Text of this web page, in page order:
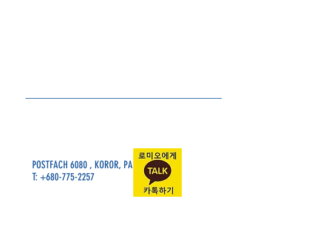
POSTFACH 6080 , KOROR, PALAU, 96940
T: +680-775-2257